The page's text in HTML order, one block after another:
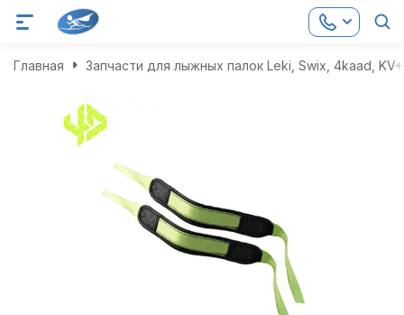
Главная Запчасти для лыжных палок Leki, Swix, 4kaad, KV+